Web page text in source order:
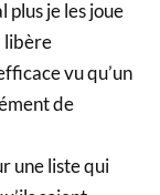
je les joue
libère
vu qu’un
de
une liste qui